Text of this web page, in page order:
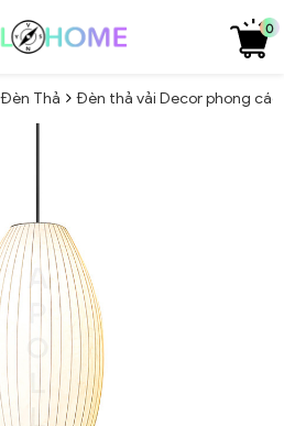
0
Đèn Thả Đèn thả vải Decor phong